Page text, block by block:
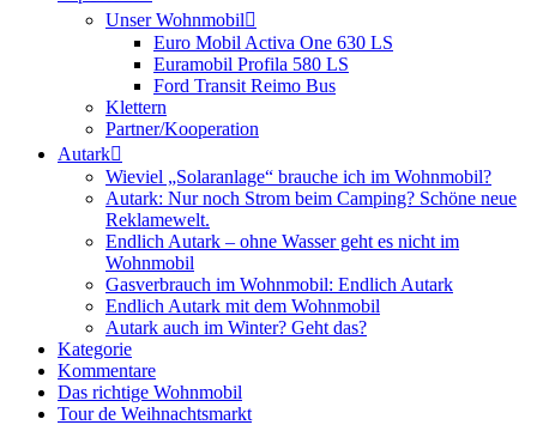
Unser Wohnmobil
Euro Mobil Activa One 630 LS
Euramobil Profila 580 LS
Ford Transit Reimo Bus
Klettern
Partner/Kooperation
Autark
Wieviel „Solaranlage“ brauche ich im Wohnmobil?
Autark: Nur noch Strom beim Camping? Schöne neue
Reklamewelt.
Endlich Autark – ohne Wasser geht es nicht im
Wohnmobil
Gasverbrauch im Wohnmobil: Endlich Autark
Endlich Autark mit dem Wohnmobil
Autark auch im Winter? Geht das?
Kategorie
Kommentare
Das richtige Wohnmobil
Tour de Weihnachtsmarkt